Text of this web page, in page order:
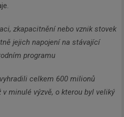
zkapacitnění nebo vznik stovek
jejich napojení na stávající
programu
celkem 600 milionů
minulé výzvě, o kterou byl veliký